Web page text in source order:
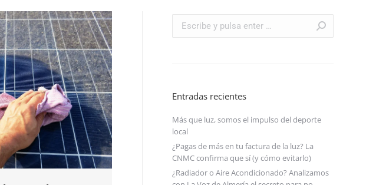
Entradas recientes
Más que luz, somos el impulso del deporte
local
¿Pagas de más en tu factura de la luz? La
CNMC confirma que sí (y cómo evitarlo)
¿Radiador o Aire Acondicionado? Analizamos